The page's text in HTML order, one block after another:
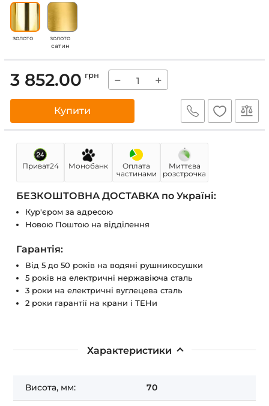
золото
золото
сатин
3 852.00 грн − +
Купити
Приват24 Монобанк
Оплата
частинами
Миттєва
розстрочка
БЕЗКОШТОВНА ДОСТАВКА по Україні:
Кур'єром за адресою
Новою Поштою на відділення
Гарантія:
Від 5 до 50 років на водяні рушникосушки
5 років на електричні нержавіюча сталь
3 роки на електричні вуглецева сталь
2 роки гарантії на крани і ТЕНи
Характеристики
Висота, мм: 70